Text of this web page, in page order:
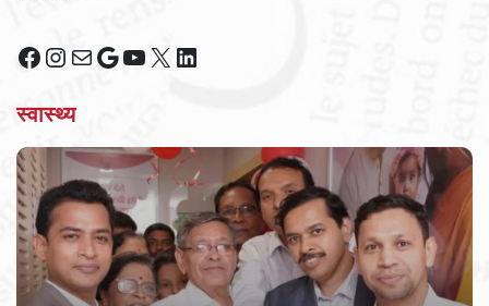
Facebook
Instagram
MailGoogle
YouTube
X LinkedIn
स्वास्थ्य